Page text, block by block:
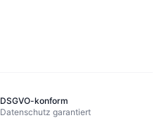
DSGVO-konform
Datenschutz garantiert